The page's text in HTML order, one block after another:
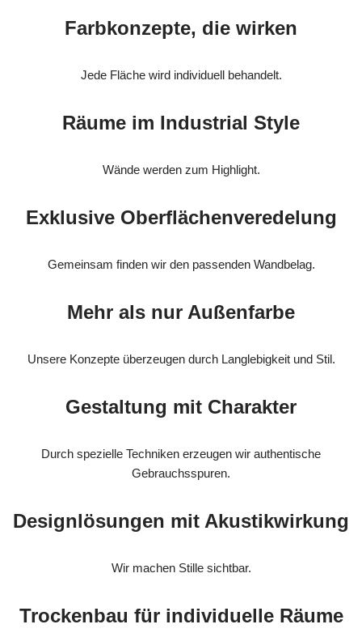
Farbkonzepte, die wirken
Jede Fläche wird individuell behandelt.
Räume im Industrial Style
Wände werden zum Highlight.
Exklusive Oberflächenveredelung
Gemeinsam finden wir den passenden Wandbelag.
Mehr als nur Außenfarbe
Unsere Konzepte überzeugen durch Langlebigkeit und Stil.
Gestaltung mit Charakter
Durch spezielle Techniken erzeugen wir authentische
Gebrauchsspuren.
Designlösungen mit Akustikwirkung
Wir machen Stille sichtbar.
Trockenbau für individuelle Räume